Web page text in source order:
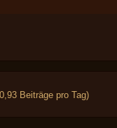
Beiträge pro Tag)